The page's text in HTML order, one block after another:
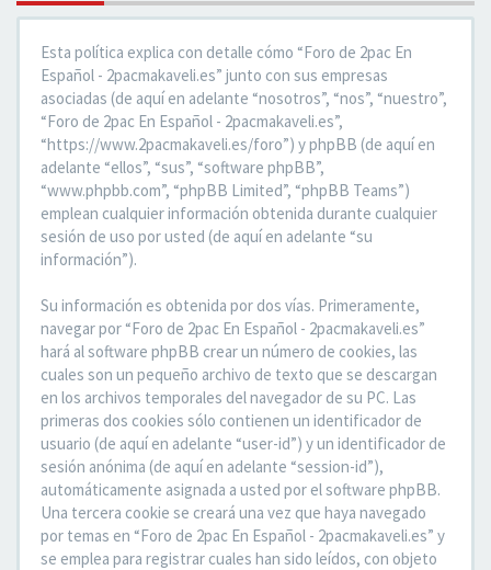
Esta política explica con detalle cómo “Foro de 2pac En
Español - 2pacmakaveli.es” junto con sus empresas
asociadas (de aquí en adelante “nosotros”, “nos”, “nuestro”,
“Foro de 2pac En Español - 2pacmakaveli.es”,
“https://www.2pacmakaveli.es/foro”) y phpBB (de aquí en
adelante “ellos”, “sus”, “software phpBB”,
“www.phpbb.com”, “phpBB Limited”, “phpBB Teams”)
emplean cualquier información obtenida durante cualquier
sesión de uso por usted (de aquí en adelante “su
información”).
Su información es obtenida por dos vías. Primeramente,
navegar por “Foro de 2pac En Español - 2pacmakaveli.es”
hará al software phpBB crear un número de cookies, las
cuales son un pequeño archivo de texto que se descargan
en los archivos temporales del navegador de su PC. Las
primeras dos cookies sólo contienen un identificador de
usuario (de aquí en adelante “user-id”) y un identificador de
sesión anónima (de aquí en adelante “session-id”),
automáticamente asignada a usted por el software phpBB.
Una tercera cookie se creará una vez que haya navegado
por temas en “Foro de 2pac En Español - 2pacmakaveli.es” y
se emplea para registrar cuales han sido leídos, con objeto